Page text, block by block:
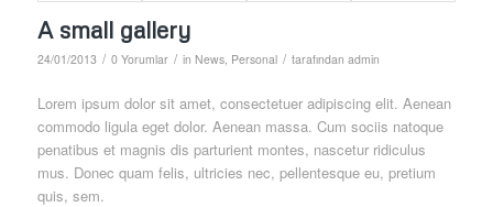
A small gallery
24/01/2013 / 0 Yorumlar / in News, Personal / tarafından admin
Lorem ipsum dolor sit amet, consectetuer adipiscing elit. Aenean
commodo ligula eget dolor. Aenean massa. Cum sociis natoque
penatibus et magnis dis parturient montes, nascetur ridiculus
mus. Donec quam felis, ultricies nec, pellentesque eu, pretium
quis, sem.